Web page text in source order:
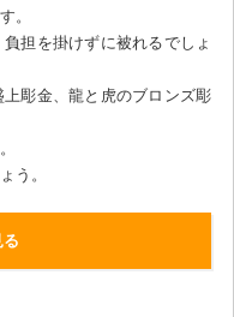
。
担を掛けずに被れるでしょ
彫金、龍と虎のブロンズ彫
う。